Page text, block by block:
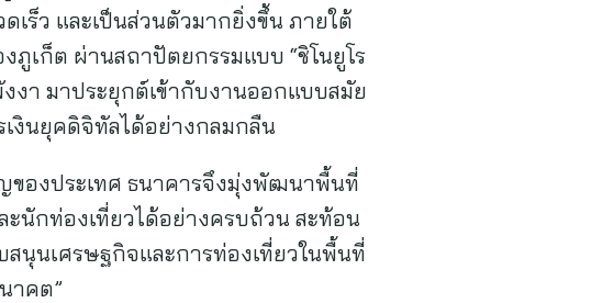
เร็ว และเป็นส่วนตัวมากยิ่งขึ้น ภายใต้
เก็ต ผ่านสถาปัตยกรรมแบบ “ชิโนยูโร
งา มาประยุกต์เข้ากับงานออกแบบสมัย
งินยุคดิจิทัลได้อย่างกลมกลืน
ของประเทศ ธนาคารจึงมุ่งพัฒนาพื้นที่
นักท่องเที่ยวได้อย่างครบถ้วน สะท้อน
นุนเศรษฐกิจและการท่องเที่ยวในพื้นที่
าคต”